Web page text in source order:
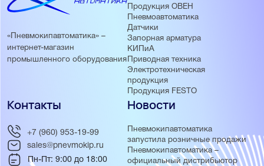
Сохранение журнала событий
Разделение уровня доступов в меню
USB-порт для настройки пускателя
«Пневмокипавтоматика» –
интернет-магазин
промышленного оборудования
Продукция ОВЕН
Пневмоавтоматика
Датчики
Запорная арматура
КИПиА
Приводная техника
Электротехническая
продукция
Продукция FESTO
Новости
Пневмокипавтоматика
запустила розничные продажи
Пневмокипавтоматика –
официальный дистрибьютор
Контакты
+7 (960) 953-19-99
sales@pnevmokip.ru
Пн-Пт: 9:00 до 18:00